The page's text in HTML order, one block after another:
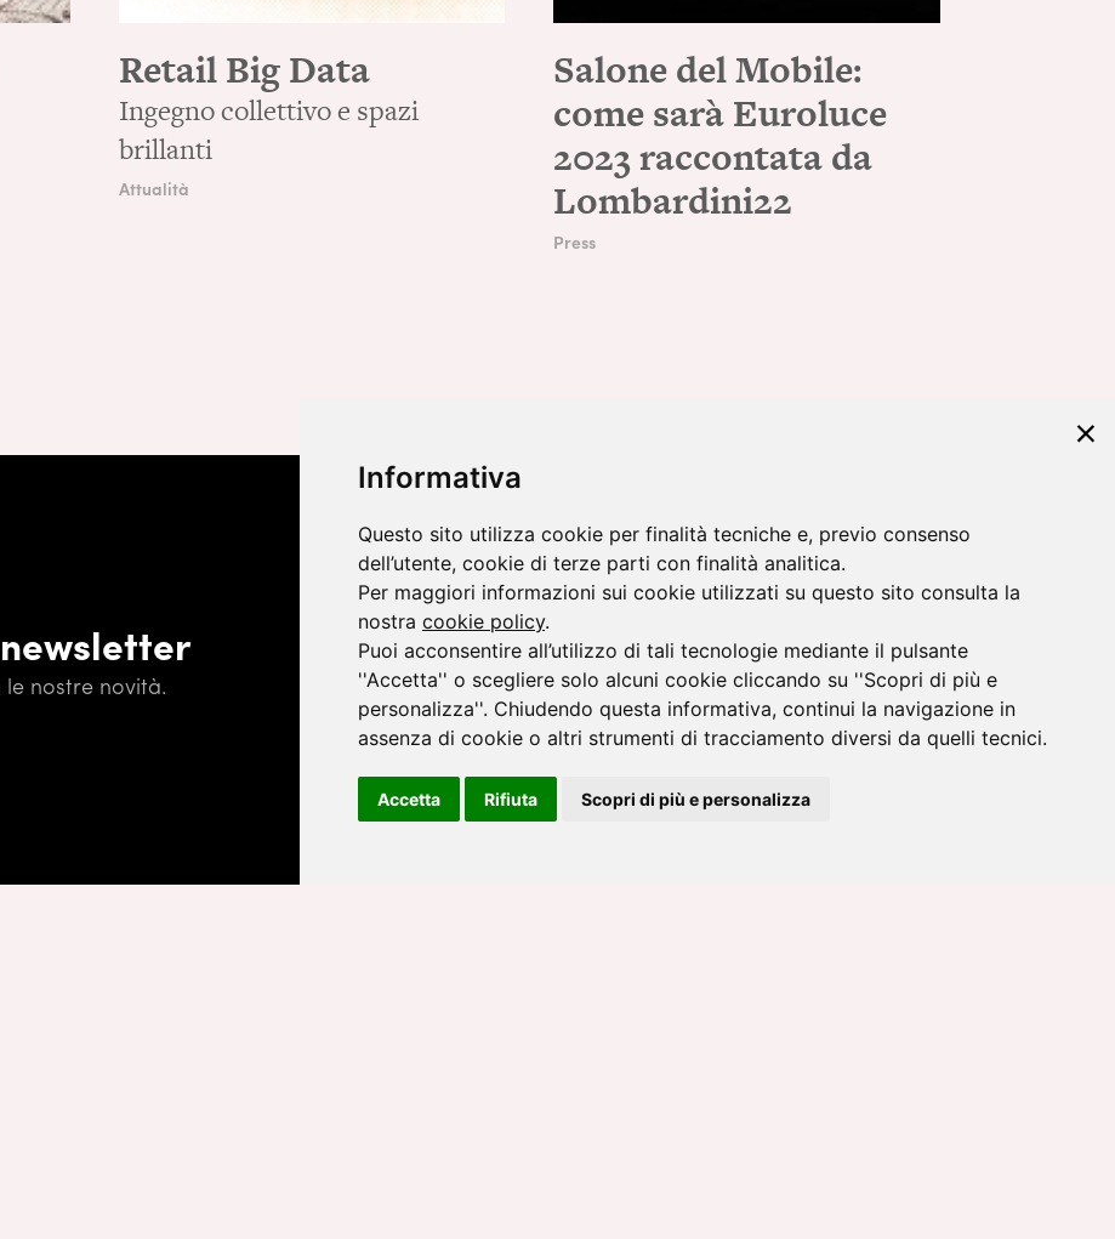
Informativa
Questo sito utilizza cookie per finalità tecniche e, previo consenso
dell’utente, cookie di terze parti con finalità analitica.
Per maggiori informazioni sui cookie utilizzati su questo sito consulta la
nostra cookie policy.
Puoi acconsentire all’utilizzo di tali tecnologie mediante il pulsante
''Accetta'' o scegliere solo alcuni cookie cliccando su ''Scopri di più e
personalizza''. Chiudendo questa informativa, continui la navigazione in
assenza di cookie o altri strumenti di tracciamento diversi da quelli tecnici.
Accetta Rifiuta Scopri di più e personalizza
Retail Big Data
Ingegno collettivo e spazi
brillanti
Attualità
Salone del Mobile:
come sarà Euroluce
2023 raccontata da
Lombardini22
Press
nostre novità. Iscrivendoti, accetti l' Informativa sulla privacy.